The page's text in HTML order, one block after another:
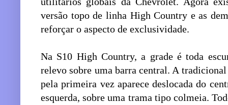
versão topo de linha High Country e as
reforçar o aspecto de exclusividade.
Na S10 High Country, a grade é toda
relevo sobre uma barra central. A
pela primeira vez aparece deslocada do
esquerda, sobre uma trama tipo colmeia.